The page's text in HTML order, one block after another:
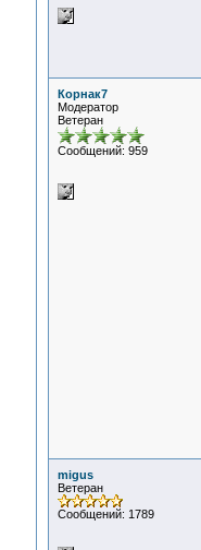
Корнак7
Модератор
Ветеран
Сообщений: 959
migus
Ветеран
Сообщений: 1789